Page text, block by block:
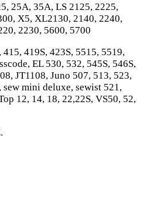
25A, 35A, LS 2125, 2225,
X5, XL2130, 2140, 2240,
2230, 5600, 5700
419S, 423S, 5515, 5519,
EL 530, 532, 545S, 546S,
JT1108, Juno 507, 513, 523,
sew mini deluxe, sewist 521,
12, 14, 18, 22,22S, VS50, 52,